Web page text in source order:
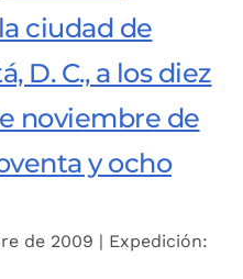
ciudad de
D. C., a los diez
noviembre de
y ocho
de 2009 | Expedición: